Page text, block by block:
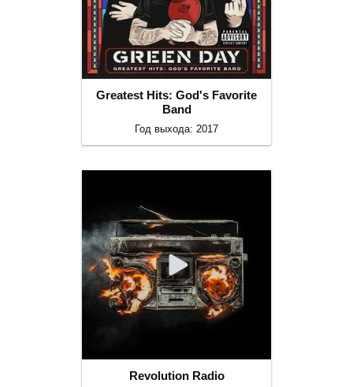
Greatest Hits: God's Favorite
Band
Год выхода: 2017
Revolution Radio